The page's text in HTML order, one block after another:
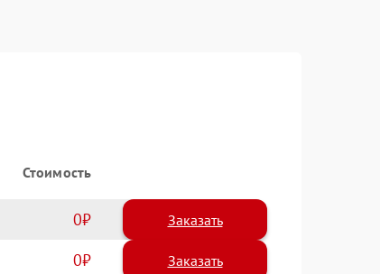
Стоимость
0 Заказать
0 Заказать